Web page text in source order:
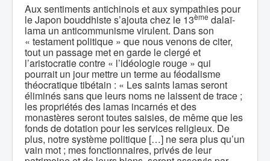
Aux sentiments antichinois et aux sympathies pour
le Japon bouddhiste s’ajouta chez le 13ème dalaï-
lama un anticommunisme virulent. Dans son
« testament politique » que nous venons de citer,
tout un passage met en garde le clergé et
l’aristocratie contre « l’idéologie rouge » qui
pourrait un jour mettre un terme au féodalisme
théocratique tibétain : « Les saints lamas seront
éliminés sans que leurs noms ne laissent de trace ;
les propriétés des lamas incarnés et des
monastères seront toutes saisies, de même que les
fonds de dotation pour les services religieux. De
plus, notre système politique […] ne sera plus qu’un
vain mot ; mes fonctionnaires, privés de leur